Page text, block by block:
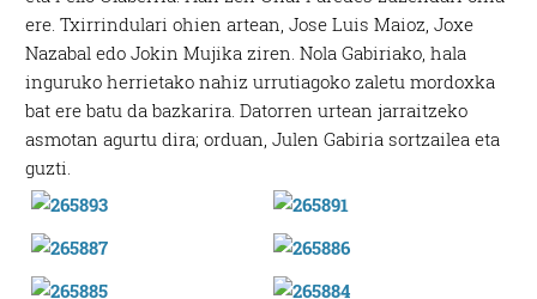
ere. Txirrindulari ohien artean, Jose Luis Maioz, Joxe
Nazabal edo Jokin Mujika ziren. Nola Gabiriako, hala
inguruko herrietako nahiz urrutiagoko zaletu mordoxka
bat ere batu da bazkarira. Datorren urtean jarraitzeko
asmotan agurtu dira; orduan, Julen Gabiria sortzailea eta
guzti.